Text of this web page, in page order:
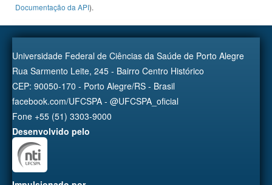
Documentação da API).
Universidade Federal de Ciências da Saúde de Porto Alegre
Rua Sarmento Leite, 245 - Bairro Centro Histórico
CEP: 90050-170 - Porto Alegre/RS - Brasil
facebook.com/UFCSPA - @UFCSPA_oficial
Fone +55 (51) 3303-9000
Desenvolvido pelo